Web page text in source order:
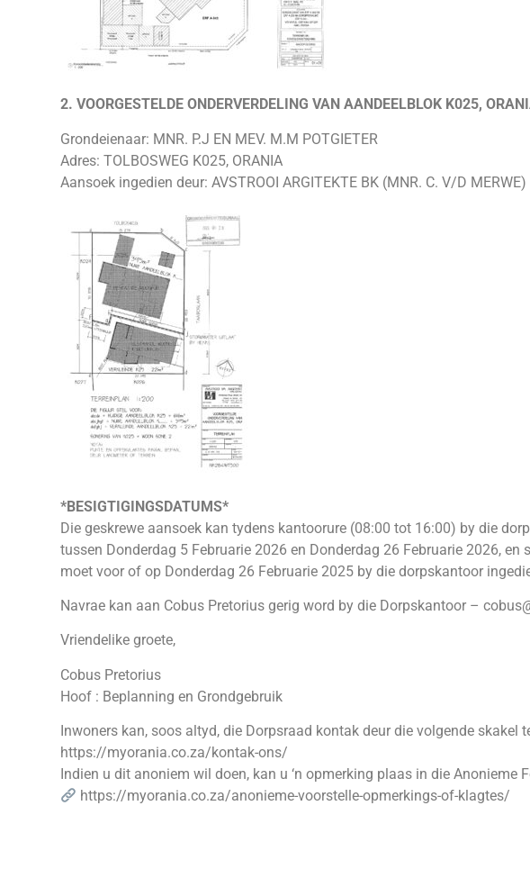
2. VOORGESTELDE ONDERVERDELING VAN AANDEELBLOK K025,
Grondeienaar: MNR. P.J EN MEV. M.M POTGIETER
Adres: TOLBOSWEG K025, ORANIA
Aansoek ingedien deur: AVSTROOI ARGITEKTE BK (MNR. C. V/D MERWE)
*BESIGTIGINGSDATUMS*
Die geskrewe aansoek kan tydens kantoorure (08:00 tot 16:00) by die
tussen Donderdag 5 Februarie 2026 en Donderdag 26 Februarie 2026,
moet voor of op Donderdag 26 Februarie 2025 by die dorpskantoor
Navrae kan aan Cobus Pretorius gerig word by die Dorpskantoor –
Vriendelike groete,
Cobus Pretorius
Hoof : Beplanning en Grondgebruik
Inwoners kan, soos altyd, die Dorpsraad kontak deur die volgende skakel
https://myorania.co.za/kontak-ons/
Indien u dit anoniem wil doen, kan u ‘n opmerking plaas in die Anonieme
https://myorania.co.za/anonieme-voorstelle-opmerkings-of-klagtes/